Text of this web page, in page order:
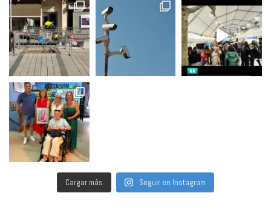
Cargar más Seguir en Instagram